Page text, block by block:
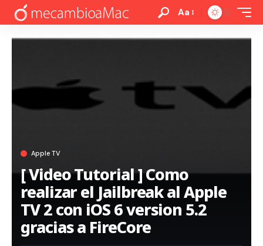
Aa
Apple TV
[ Video Tutorial ] Como
realizar el Jailbreak al Apple
TV 2 con iOS 6 version 5.2
gracias a FireCore